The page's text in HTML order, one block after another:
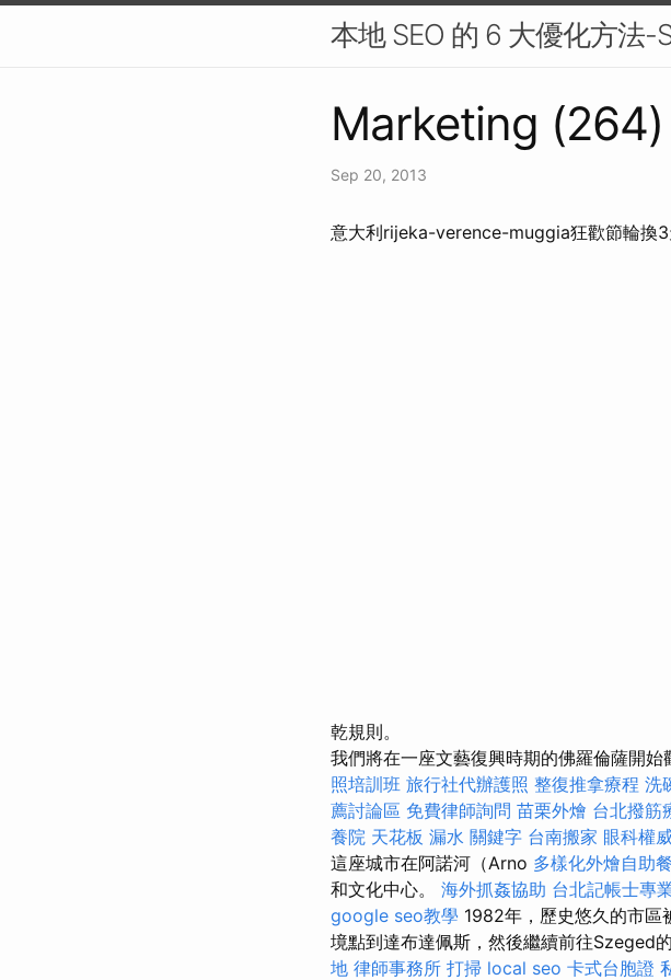
本地 SEO 的 6 大優化方法-
Marketing (264)
Sep 20, 2013
意大利rijeka-verence-muggia狂歡節輪換
乾規則。
我們將在一座文藝復興時期的佛羅倫薩開始
照培訓班 旅行社代辦護照 整復推拿療程 洗
薦討論區 免費律師詢問 苗栗外燴 台北撥筋
養院 天花板 漏水 關鍵字 台南搬家 眼科權
這座城市在阿諾河（Arno 多樣化外燴自助
和文化中心。 海外抓姦協助 台北記帳士專
google seo教學 1982年，歷史悠久的市區
境點到達布達佩斯，然後繼續前往Szeged
地 律師事務所 打掃 local seo 卡式台胞證